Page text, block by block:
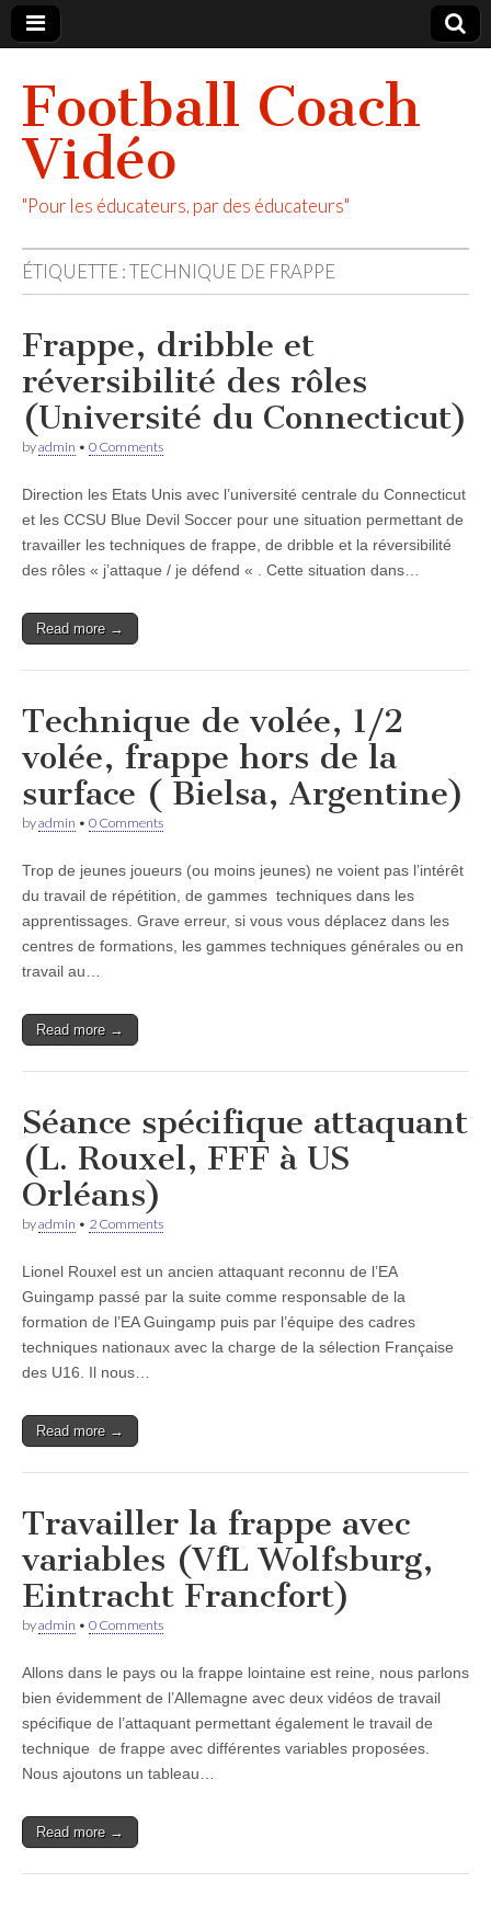
Football Coach
Vidéo
"Pour les éducateurs, par des éducateurs"
ÉTIQUETTE :TECHNIQUE DE FRAPPE
Frappe, dribble et
réversibilité des rôles
(Université du Connecticut)
byadmin • 0 Comments
Direction les Etats Unis avec l’université centrale du Connecticut
et les CCSU Blue Devil Soccer pour une situation permettant de
travailler les techniques de frappe, de dribble et la réversibilité
des rôles « j’attaque / je défend « . Cette situation dans…
Read more →
Technique de volée, 1/2
volée, frappe hors de la
surface ( Bielsa, Argentine)
byadmin • 0 Comments
Trop de jeunes joueurs (ou moins jeunes) ne voient pas l’intérêt
du travail de répétition, de gammes techniques dans les
apprentissages. Grave erreur, si vous vous déplacez dans les
centres de formations, les gammes techniques générales ou en
travail au…
Read more →
Séance spécifique attaquant
(L. Rouxel, FFF à US
Orléans)
byadmin • 2 Comments
Lionel Rouxel est un ancien attaquant reconnu de l’EA
Guingamp passé par la suite comme responsable de la
formation de l’EA Guingamp puis par l’équipe des cadres
techniques nationaux avec la charge de la sélection Française
des U16. Il nous…
Read more →
Travailler la frappe avec
variables (VfL Wolfsburg,
Eintracht Francfort)
byadmin • 0 Comments
Allons dans le pays ou la frappe lointaine est reine, nous parlons
bien évidemment de l’Allemagne avec deux vidéos de travail
spécifique de l’attaquant permettant également le travail de
technique de frappe avec différentes variables proposées.
Nous ajoutons un tableau…
Read more →